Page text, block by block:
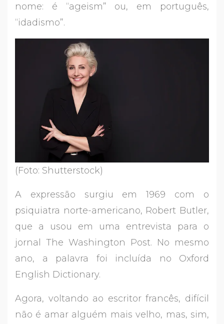
nome: é “ageism” ou, em português,
“idadismo”.
(Foto: Shutterstock)
A expressão surgiu em 1969 com o
psiquiatra norte-americano, Robert Butler,
que a usou em uma entrevista para o
jornal The Washington Post. No mesmo
ano, a palavra foi incluída no Oxford
English Dictionary.
Agora, voltando ao escritor francês, difícil
não é amar alguém mais velho, mas, sim,